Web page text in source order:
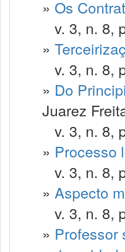
» Os
v. 3, n. 8,
»
v. 3, n. 8,
» Do
Juarez
v. 3, n. 8,
» Processo
v. 3, n. 8,
» Aspecto
v. 3, n. 8,
» Professor